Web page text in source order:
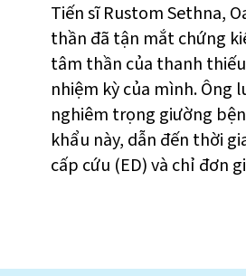
Tiến sĩ Rustom Sethna,
thần đã tận mắt chứng
tâm thần của thanh
nhiệm kỳ của mình.
nghiêm trọng giường
khẩu này, dẫn đến thời
cấp cứu (ED) và chỉ đơn